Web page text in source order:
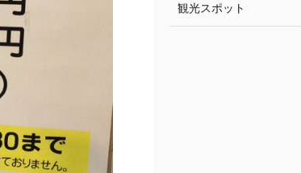
観光スポット